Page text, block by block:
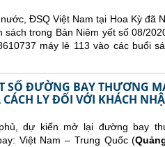
ĐSQ Việt Nam tại Hoa Kỳ đã
trong Bản Niêm yết số 08/
máy lẻ 113 vào các buổi
SỐ ĐƯỜNG BAY THƯƠNG
LY ĐỐI VỚI KHÁCH
dự kiến mở lại đường bay
Việt Nam – Trung Quốc (